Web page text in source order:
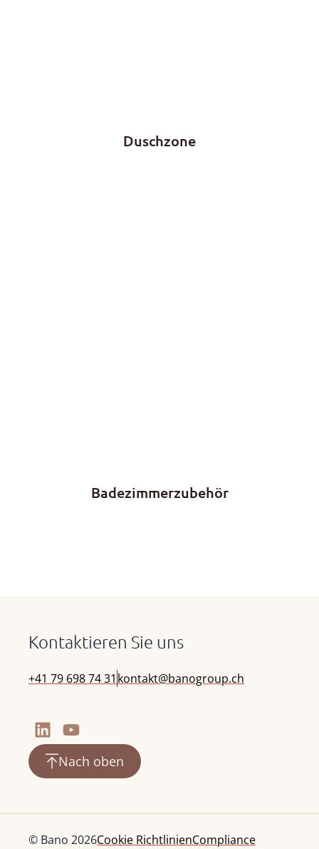
Duschzone
Badezimmerzubehör
Kontaktieren Sie uns
+41 79 698 74 31 kontakt@banogroup.ch
Nach oben
© Bano 2026Cookie RichtlinienCompliance